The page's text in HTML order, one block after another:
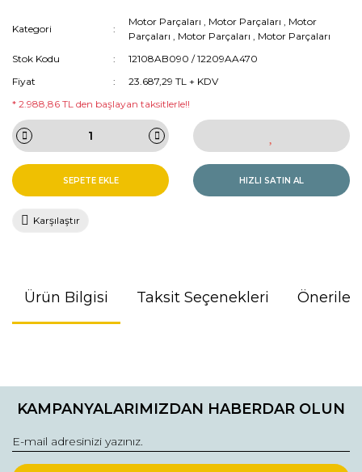
Kategori
Motor Parçaları , Motor Parçaları , Motor
Parçaları , Motor Parçaları , Motor Parçaları
Stok Kodu
12108AB090 / 12209AA470
Fiyat
23.687,29 TL + KDV
* 2.988,86 TL den başlayan taksitlerle!!
SEPETE EKLE HIZLI SATIN AL
Karşılaştır
Ürün Bilgisi Taksit Seçenekleri
konularda yetersiz gördüğünüz noktaları öneri formunu
Görüş ve önerileriniz için teşekkür ederiz.
Ürün resmi kalitesiz, bozuk veya görüntülenemiyor.
KAMPANYALARIMIZDAN HABERDAR OLUN